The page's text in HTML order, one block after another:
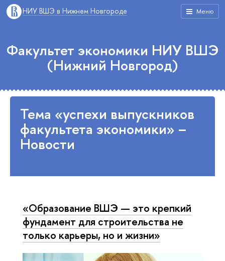
Меню
НИУ ВШЭ в Нижнем Новгороде
Факультет экономики НИУ ВШЭ
(Нижний Новгород)
Тема «успехи выпускников
факультета экономики» –
Новости
«Образование ВШЭ — это крепкий
фундамент для строительства не
только карьеры, но и жизни»